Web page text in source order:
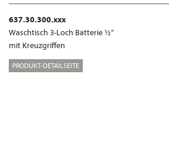
637.30.300.xxx
Waschtisch 3-Loch Batterie ½“
mit Kreuzgriffen
PRODUKT-DETAILSEITE